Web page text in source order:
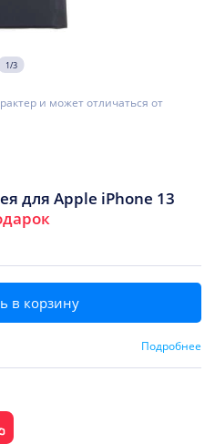
1/3
и может отличаться от
для Apple iPhone 13
в корзину
Подробнее